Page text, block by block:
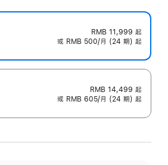
RMB 11,999 起
或 RMB 500/月 (24 期) 起
RMB 14,499 起
或 RMB 605/月 (24 期) 起